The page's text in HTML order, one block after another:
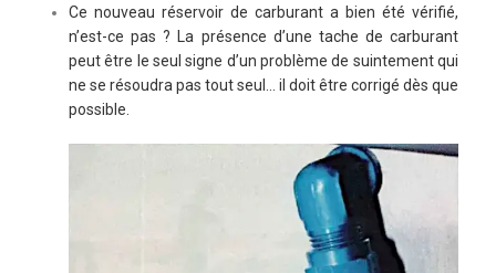
Ce nouveau réservoir de carburant a bien été vérifié,
n’est-ce pas ? La présence d’une tache de carburant
peut être le seul signe d’un problème de suintement qui
ne se résoudra pas tout seul… il doit être corrigé dès que
possible.